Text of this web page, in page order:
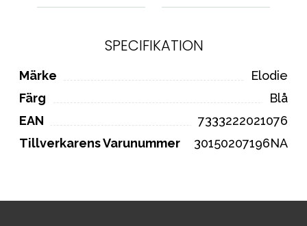
SPECIFIKATION
Märke
Elodie
Färg
Blå
EAN
7333222021076
Tillverkarens Varunummer
30150207196NA